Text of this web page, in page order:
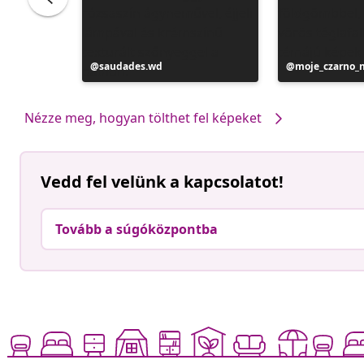
Bejegyzés
közzétevője
saudades.wd
Bejegyzés
közzétevője
Nézze meg, hogyan tölthet fel képeket
Vedd fel velünk a kapcsolatot!
Tovább a súgóközpontba